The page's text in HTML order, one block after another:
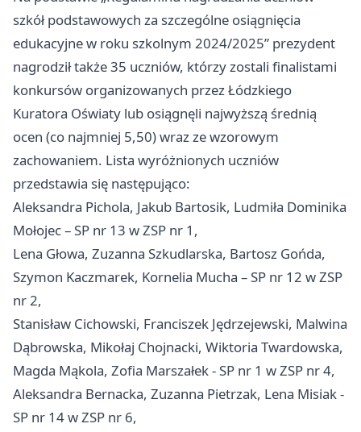
szkół podstawowych za szczególne osiągnięcia
edukacyjne w roku szkolnym 2024/2025” prezydent
nagrodził także 35 uczniów, którzy zostali finalistami
konkursów organizowanych przez Łódzkiego
Kuratora Oświaty lub osiągnęli najwyższą średnią
ocen (co najmniej 5,50) wraz ze wzorowym
zachowaniem. Lista wyróżnionych uczniów
przedstawia się następująco:
Aleksandra Pichola, Jakub Bartosik, Ludmiła Dominika
Mołojec – SP nr 13 w ZSP nr 1,
Lena Głowa, Zuzanna Szkudlarska, Bartosz Gońda,
Szymon Kaczmarek, Kornelia Mucha – SP nr 12 w ZSP
nr 2,
Stanisław Cichowski, Franciszek Jędrzejewski, Malwina
Dąbrowska, Mikołaj Chojnacki, Wiktoria Twardowska,
Magda Mąkola, Zofia Marszałek - SP nr 1 w ZSP nr 4,
Aleksandra Bernacka, Zuzanna Pietrzak, Lena Misiak -
SP nr 14 w ZSP nr 6,